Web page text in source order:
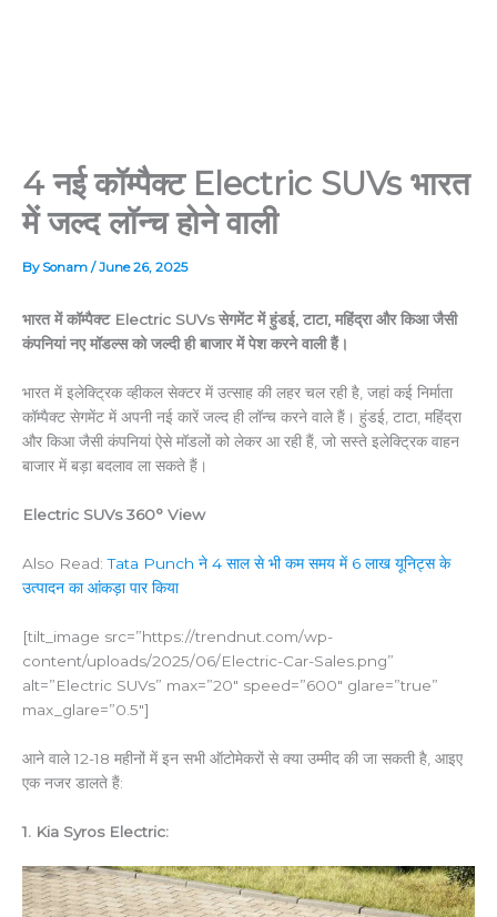
4 नई कॉम्पैक्ट Electric SUVs भारत
में जल्द लॉन्च होने वाली
By Sonam /June 26, 2025
भारत में कॉम्पैक्ट Electric SUVs सेगमेंट में हुंडई, टाटा, महिंद्रा और किआ जैसी
कंपनियां नए मॉडल्स को जल्दी ही बाजार में पेश करने वाली हैं।
भारत में इलेक्ट्रिक व्हीकल सेक्टर में उत्साह की लहर चल रही है, जहां कई निर्माता
कॉम्पैक्ट सेगमेंट में अपनी नई कारें जल्द ही लॉन्च करने वाले हैं। हुंडई, टाटा, महिंद्रा
और किआ जैसी कंपनियां ऐसे मॉडलों को लेकर आ रही हैं, जो सस्ते इलेक्ट्रिक वाहन
बाजार में बड़ा बदलाव ला सकते हैं।
Electric SUVs 360° View
Also Read:Tata Punch ने 4 साल से भी कम समय में 6 लाख यूनिट्स के
उत्पादन का आंकड़ा पार किया
[tilt_image src=”https://trendnut.com/wp-
content/uploads/2025/06/Electric-Car-Sales.png”
alt=”Electric SUVs” max=”20″ speed=”600″ glare=”true”
max_glare=”0.5″]
आने वाले 12-18 महीनों में इन सभी ऑटोमेकरों से क्या उम्मीद की जा सकती है, आइए
एक नजर डालते हैं:
1. Kia Syros Electric: